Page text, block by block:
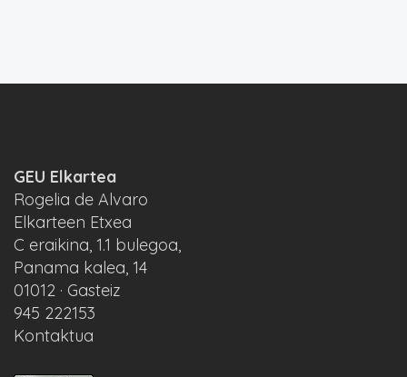
GEU Elkartea
Rogelia de Alvaro
Elkarteen Etxea
C eraikina, 1.1 bulegoa,
Panama kalea, 14
01012 · Gasteiz
945 222153
Kontaktua